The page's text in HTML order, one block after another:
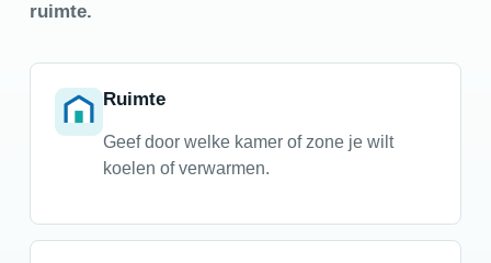
ruimte.
Ruimte
Geef door welke kamer of zone je wilt
koelen of verwarmen.